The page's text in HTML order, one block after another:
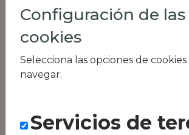
semanalmente
Factura única
Acceso individual
RR.HH
Configuración de las
cookies
Selecciona las opciones de cookies
navegar.
Servicios de